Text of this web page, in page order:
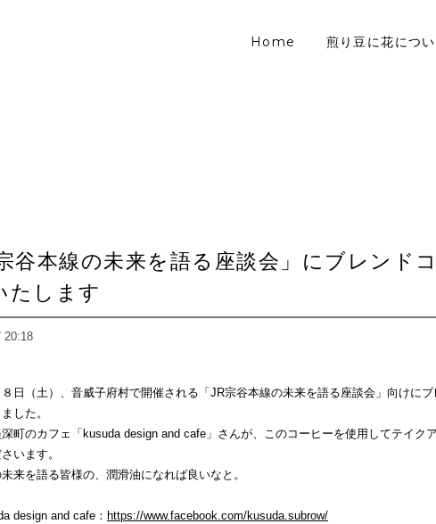
Home 煎り豆に花につ
谷本線の未来を語る座談会」にブレンド
たします
20:18
日（土）、音威子府村で開催される「JR宗谷本線の未来を語る座談会」向けに
した。
町のカフェ「kusuda design and cafe」さんが、このコーヒーを使用してテイク
います。
来を語る皆様の、潤滑油になれば良いなと。
design and cafe： https://www.facebook.com/kusuda.subrow/